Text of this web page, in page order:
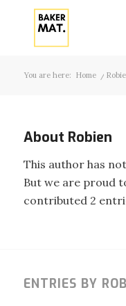
You are here: Home /
About Robien
This author has
But we are proud
contributed 2
ENTRIES BY